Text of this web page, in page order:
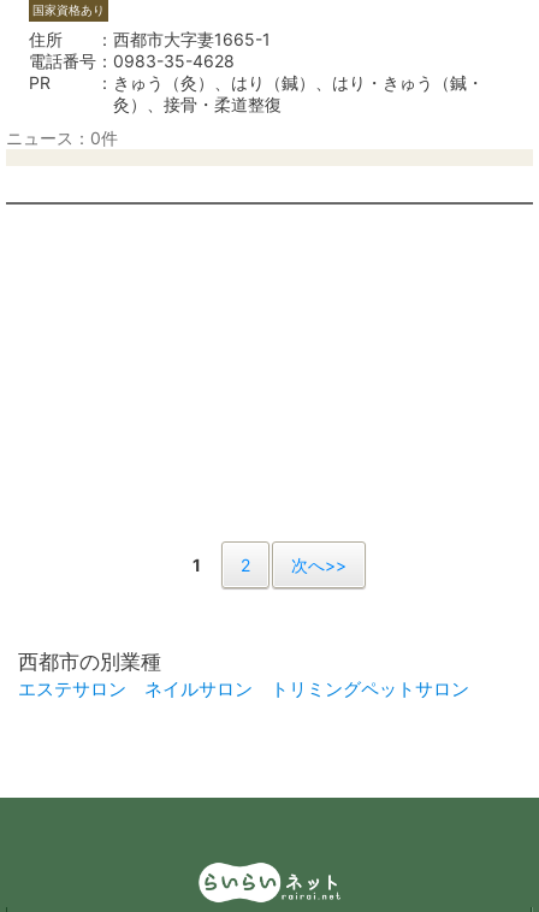
国家資格あり
住所
西都市大字妻1665-1
電話番号
0983-35-4628
PR
きゅう（灸）、はり（鍼）、はり・きゅう（鍼・
灸）、接骨・柔道整復
ニュース：0件
1 2 次へ>>
西都市の別業種
エステサロン ネイルサロン トリミングペットサロン